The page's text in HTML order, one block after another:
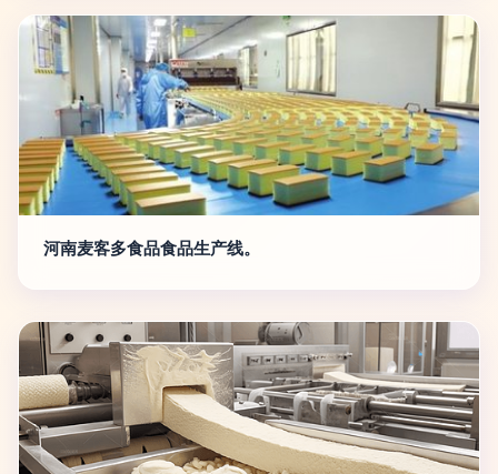
河南麦客多食品食品生产线。